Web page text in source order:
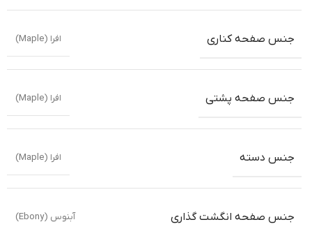
جنس صفحه کناری افرا (Maple)
جنس صفحه پشتی افرا (Maple)
جنس دسته افرا (Maple)
جنس صفحه انگشت گذاری آبنوس (Ebony)